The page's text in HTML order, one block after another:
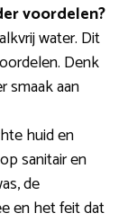
voordelen?
water. Dit
Denk
smaak aan
huid en
sanitair en
de
en het feit dat